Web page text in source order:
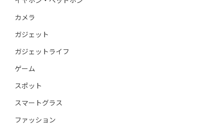
カメラ
ガジェット
ガジェットライフ
ゲーム
スポット
スマートグラス
ファッション